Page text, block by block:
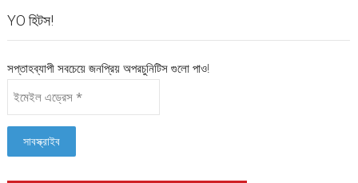
YO হিটস!
সপ্তাহব্যাপী সবচেয়ে জনপ্রিয় অপরচুনিটিস গুলো পাও!